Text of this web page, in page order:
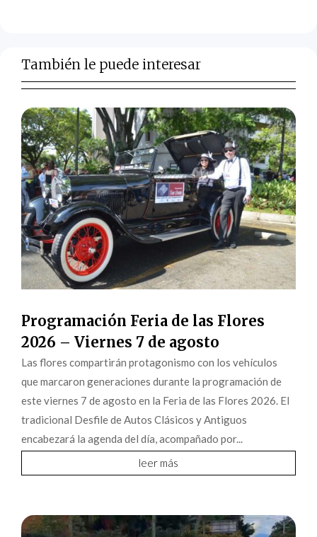
También le puede interesar
Programación Feria de las Flores
2026 – Viernes 7 de agosto
Las flores compartirán protagonismo con los vehículos
que marcaron generaciones durante la programación de
este viernes 7 de agosto en la Feria de las Flores 2026. El
tradicional Desfile de Autos Clásicos y Antiguos
encabezará la agenda del día, acompañado por...
leer más